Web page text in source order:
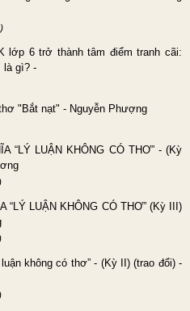
lớp 6 trở thành tâm điểm tranh cãi:
gì? -
"Bắt nạt" - Nguyễn Phượng
“LÝ LUẬN KHÔNG CÓ THƠ” - (Kỳ
“LÝ LUẬN KHÔNG CÓ THƠ” (Kỳ III)
không có thơ” - (Kỳ II) (trao đổi) -